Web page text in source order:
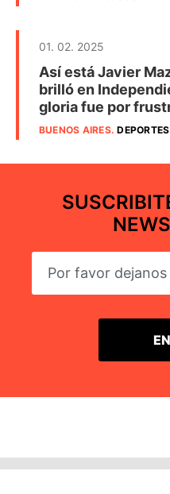
01. 02. 2025
Así está Javier
brilló en
gloria fue por
BUENOS AIRES.DEPORTES